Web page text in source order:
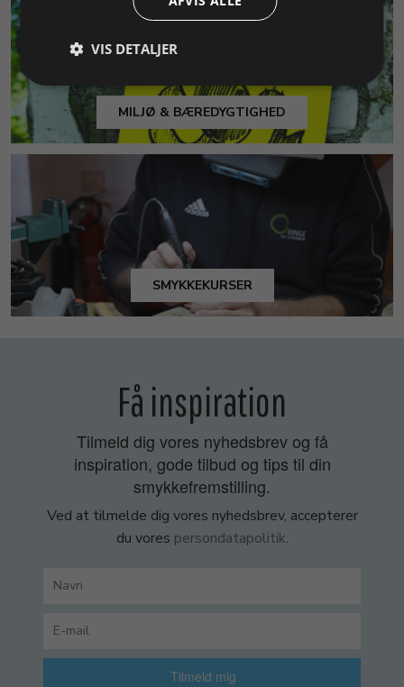
MILJØ & BÆREDYGTIGHED
SMYKKEKURSER
Få inspiration
Tilmeld dig vores nyhedsbrev og få
inspiration, gode tilbud og tips til din
smykkefremstilling.
Ved at tilmelde dig vores nyhedsbrev, accepterer
du vores persondatapolitik.
Tilmeld mig
VIS DETALJER